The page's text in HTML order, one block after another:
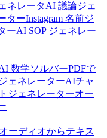
ネレータAI 議論ジェ
ターInstagram 名前ジ
ーAI SOP ジェネレー
数学ソルバーPDFで
ェネレーターAIチャ
ジェネレーターオー
オーディオからテキス